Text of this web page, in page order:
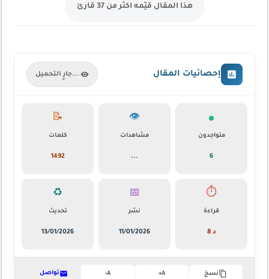
هذا المقال قيّمه اكثر من 37 قارئ
إحصائيات المقال جارٍ التحميل...
متواجدون
7
👁️
مشاهدات
...
📝
كلمات
1492
⏱️
قراءة
8 د
📅
نشر
11/01/2026
♻️
تحديث
13/01/2026
نسخ A+
A- تواصل